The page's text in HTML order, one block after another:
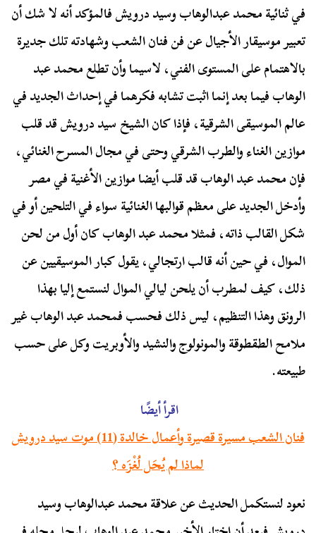
في ثنائية محمد عبدالوهاب وسيد درويش فالمؤكد أنه لا شك أن
تعبير موسيقار الأجيال عن فن فنان الشعب وشهادته تلك جديرة
بالاهتمام على المستوى الفني، لاسيما وأن تطلع محمد عبد
الوهاب فيما بعد إنما اثبت تشابه فكرهما في إحداث الجديد في
عالم الموسيقى الشرقية، فإذا كان الشيخ سيد درويش قد قلب
موازين الغناء والطرب الشرقي وحتى في مجال المسرح الغنائي،
فإن محمد عبد الوهاب قد قلب أيضا موازين الأغنية في مصر
وأدخل الجديد على معظم قوالبها الغنائية سواء في التلحين أو في
شكل القالب ذاته، فمثلا محمد عبد الوهاب كان أول من لحن
الموال، في حين أنه قالب ارتجالي، يقول كبار الموسيقيين عن
ذلك، كيف لمطرب أن يلحن ليالي الموال لنستمع إليا بهذا
الرونق وهذا التنظيم، ليس ذلك فحسب فمحمد عبد الوهاب غير
ملامح الطقطوقة والمونولوج والنشيد والأوبريت وكل على حسب
طبيعته.
اقرأ أيضًا
فنان الشعب مسيرة قصيرة وأعمال خالدة (11) موت سيد درويش
لماذا لم يُحَل لُغْزَه ؟
نعود لنستكمل الحديث عن علاقة محمد عبدالوهاب وسيد